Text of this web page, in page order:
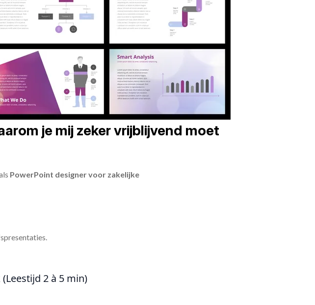
je mij zeker vrijblijvend moet
PowerPoint designer voor zakelijke
2 à 5 min)